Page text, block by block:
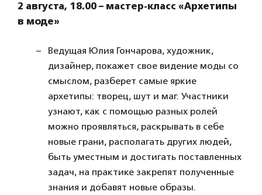
2 августа, 18.00 – мастер-класс «Архетипы
в моде»
Ведущая Юлия Гончарова, художник,
дизайнер, покажет свое видение моды со
смыслом, разберет самые яркие
архетипы: творец, шут и маг. Участники
узнают, как с помощью разных ролей
можно проявляться, раскрывать в себе
новые грани, располагать других людей,
быть уместным и достигать поставленных
задач, на практике закрепят полученные
знания и добавят новые образы.